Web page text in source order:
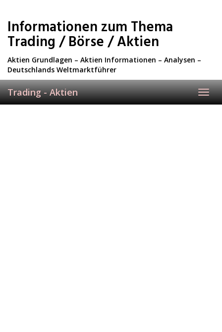
main
content
Informationen zum Thema
Trading / Börse / Aktien
Aktien Grundlagen – Aktien Informationen – Analysen –
Deutschlands Weltmarktführer
Trading - Aktien